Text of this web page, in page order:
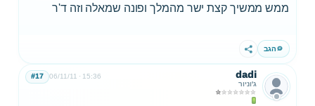
ממש ממשיך קצת ישר מהמלך ופונה שמאלה וזה ד'ר
הגב שתף
dadi
ג'וניור
06/11/11 15:36
#17